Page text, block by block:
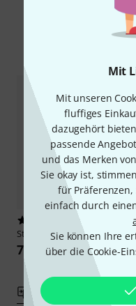
Mit
Mit unseren
fluffiges
dazugehört
passende
und das Merken
Sie okay ist,
für
einfach durch
Sie können Ihre
über die Cookie-
105
StairvilleBarndoor for PAR
7,50 €
Vergleichen